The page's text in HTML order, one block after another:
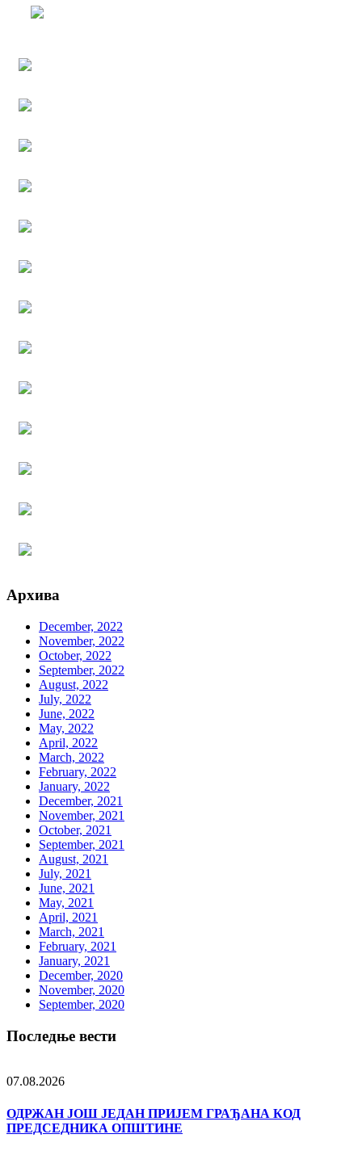
Архива
December, 2022
November, 2022
October, 2022
September, 2022
August, 2022
July, 2022
June, 2022
May, 2022
April, 2022
March, 2022
February, 2022
January, 2022
December, 2021
November, 2021
October, 2021
September, 2021
August, 2021
July, 2021
June, 2021
May, 2021
April, 2021
March, 2021
February, 2021
January, 2021
December, 2020
November, 2020
September, 2020
Последње вести
07.08.2026
ОДРЖАН ЈОШ ЈЕДАН ПРИЈЕМ ГРАЂАНА КОД
ПРЕДСЕДНИКА ОПШТИНЕ